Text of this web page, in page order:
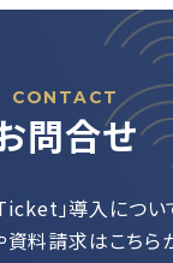
CONTACT
問合せ
」導入につい
資料請求はこちら